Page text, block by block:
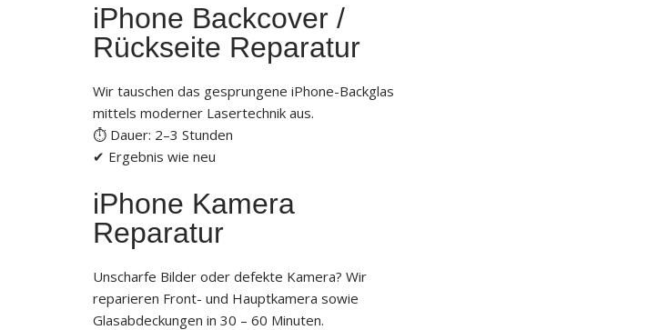
iPhone Backcover /
Rückseite Reparatur
Wir tauschen das gesprungene iPhone-Backglas
mittels moderner Lasertechnik aus.
⏱ Dauer: 2–3 Stunden
✔ Ergebnis wie neu
iPhone Kamera
Reparatur
Unscharfe Bilder oder defekte Kamera? Wir
reparieren Front- und Hauptkamera sowie
Glasabdeckungen in 30 – 60 Minuten.